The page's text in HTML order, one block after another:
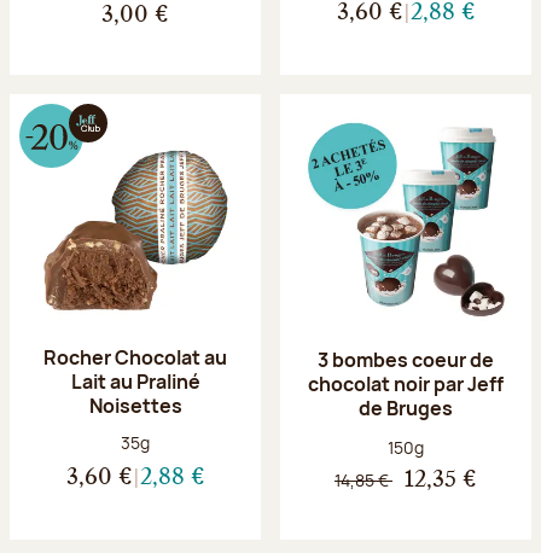
3,00 € 3,60 € 2,88 €
Rocher Chocolat au
Lait au Praliné
Noisettes
Poids net :
35g
3,60 € 2,88 €
3 bombes coeur de
chocolat noir par Jeff
de Bruges
Poids net :
150g
14,85 € 12,35 €